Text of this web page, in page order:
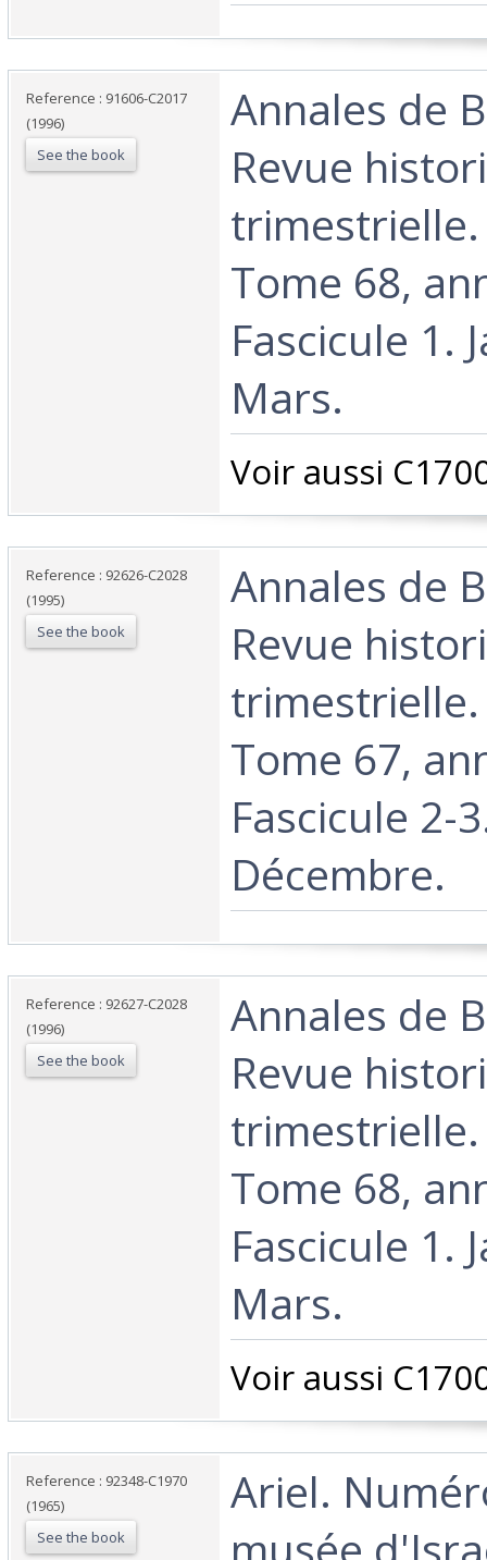
Reference : 91606-C2017
(1996)
See the book
‎Annales de
Revue
trimestrielle.
Tome 68,
Fascicule 1.
Mars. ‎
‎Voir aussi
Reference : 92626-C2028
(1995)
See the book
‎Annales de
Revue
trimestrielle.
Tome 67,
Fascicule 2-
Décembre. ‎
Reference : 92627-C2028
(1996)
See the book
‎Annales de
Revue
trimestrielle.
Tome 68,
Fascicule 1.
Mars. ‎
‎Voir aussi
Reference : 92348-C1970
(1965)
See the book
‎Ariel.